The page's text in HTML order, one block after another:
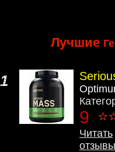
Лучшие
1
9
Читать
отзывы